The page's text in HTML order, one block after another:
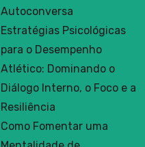
Autoconversa
Estratégias Psicológicas
para o Desempenho
Atlético: Dominando o
Diálogo Interno, o Foco e a
Resiliência
Como Fomentar uma